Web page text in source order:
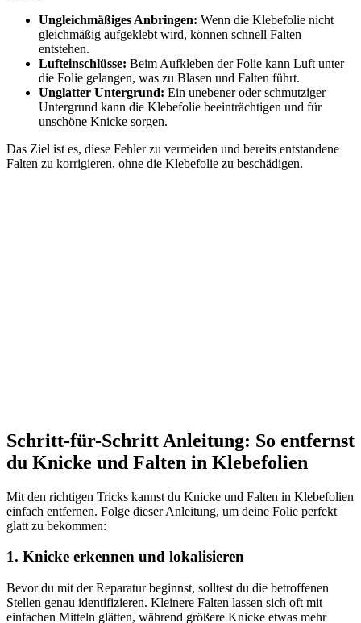
Ungleichmäßiges Anbringen: Wenn die Klebefolie nicht
gleichmäßig aufgeklebt wird, können schnell Falten
entstehen.
Lufteinschlüsse: Beim Aufkleben der Folie kann Luft unter
die Folie gelangen, was zu Blasen und Falten führt.
Unglatter Untergrund: Ein unebener oder schmutziger
Untergrund kann die Klebefolie beeinträchtigen und für
unschöne Knicke sorgen.
Das Ziel ist es, diese Fehler zu vermeiden und bereits entstandene
Falten zu korrigieren, ohne die Klebefolie zu beschädigen.
Schritt-für-Schritt Anleitung: So entfernst
du Knicke und Falten in Klebefolien
Mit den richtigen Tricks kannst du Knicke und Falten in Klebefolien
einfach entfernen. Folge dieser Anleitung, um deine Folie perfekt
glatt zu bekommen:
1. Knicke erkennen und lokalisieren
Bevor du mit der Reparatur beginnst, solltest du die betroffenen
Stellen genau identifizieren. Kleinere Falten lassen sich oft mit
einfachen Mitteln glätten, während größere Knicke etwas mehr